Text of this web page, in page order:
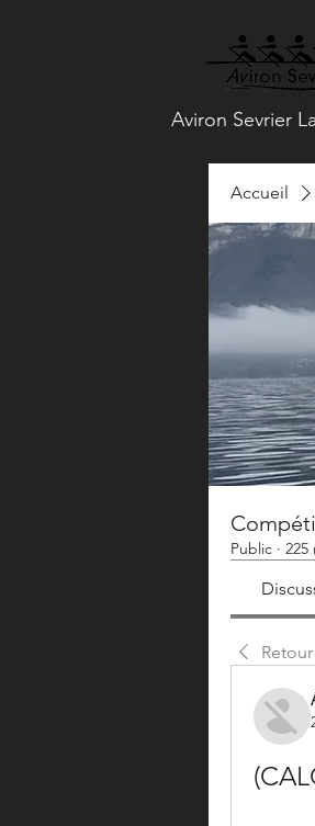
Aviron Sevrier
Accueil
Public · 225
Retour